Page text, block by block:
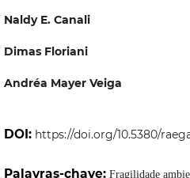
Naldy E. Canali
Dimas Floriani
Andréa Mayer Veiga
DOI: https://doi.org/10.5380/
Palavras-chave: Fragilidade